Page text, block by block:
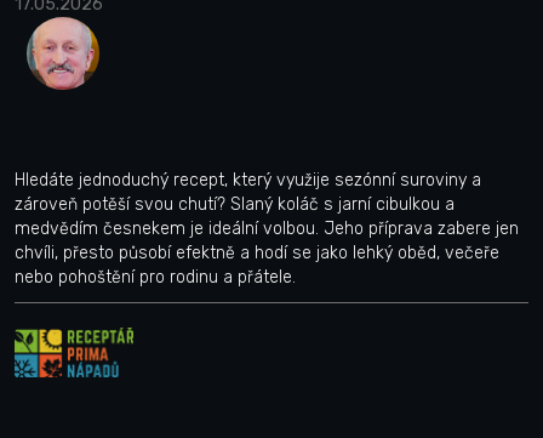
17.05.2026
Hledáte jednoduchý recept, který využije sezónní suroviny a
zároveň potěší svou chutí? Slaný koláč s jarní cibulkou a
medvědím česnekem je ideální volbou. Jeho příprava zabere jen
chvíli, přesto působí efektně a hodí se jako lehký oběd, večeře
nebo pohoštění pro rodinu a přátele.